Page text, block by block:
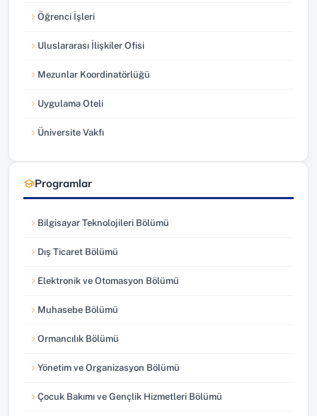
Öğrenci İşleri
(yeni sekmede açılır)
Uluslararası İlişkiler Ofisi
(yeni sekmede açılır)
Mezunlar Koordinatörlüğü
(yeni sekmede açılır)
Uygulama Oteli
(yeni sekmede açılır)
Üniversite Vakfı
(yeni sekmede açılır)
Programlar
Bilgisayar Teknolojileri Bölümü
Dış Ticaret Bölümü
Elektronik ve Otomasyon Bölümü
Muhasebe Bölümü
Ormancılık Bölümü
Yönetim ve Organizasyon Bölümü
Çocuk Bakımı ve Gençlik Hizmetleri Bölümü